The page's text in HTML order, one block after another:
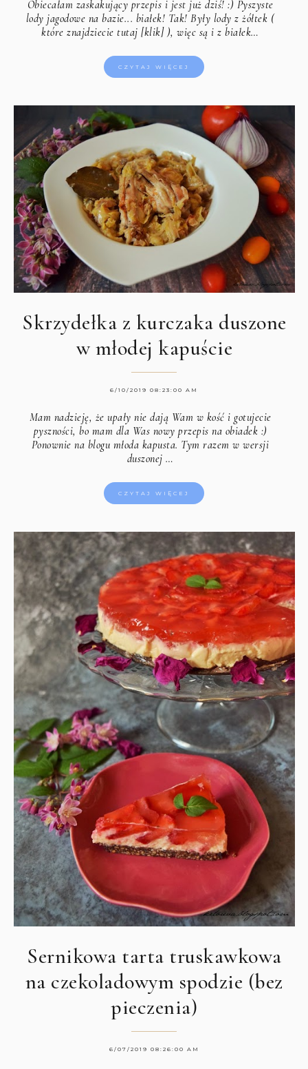
Obiecałam zaskakujący przepis i jest już dziś! :) Pyszyste
lody jagodowe na bazie... białek! Tak! Były lody z żółtek (
które znajdziecie tutaj [klik]), więc są i z białek…
CZYTAJ WIĘCEJ
Skrzydełka z kurczaka duszone
w młodej kapuście
6/10/2019 08:23:00 AM
Mam nadzieję, że upały nie dają Wam w kość i gotujecie
pyszności, bo mam dla Was nowy przepis na obiadek :)
Ponownie na blogu młoda kapusta. Tym razem w wersji
duszonej …
CZYTAJ WIĘCEJ
Sernikowa tarta truskawkowa
na czekoladowym spodzie (bez
pieczenia)
6/07/2019 08:26:00 AM